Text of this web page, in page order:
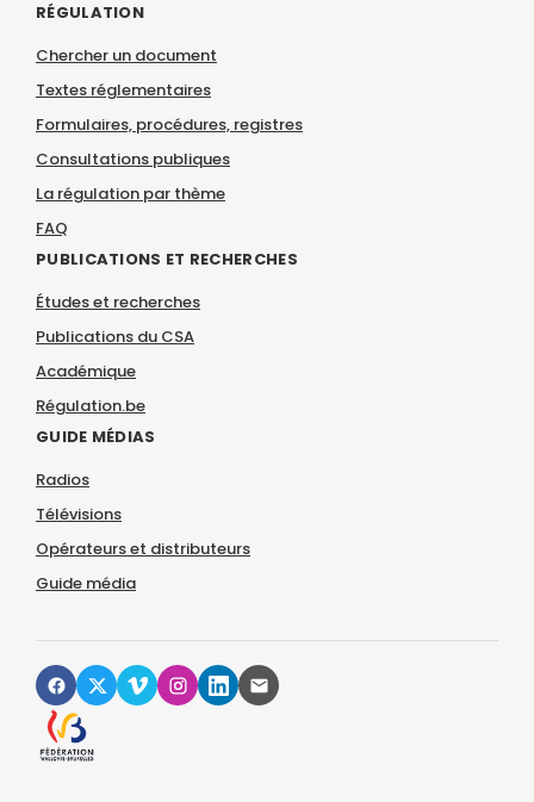
RÉGULATION
Chercher un document
Textes réglementaires
Formulaires, procédures, registres
Consultations publiques
La régulation par thème
FAQ
PUBLICATIONS ET RECHERCHES
Études et recherches
Publications du CSA
Académique
Régulation.be
GUIDE MÉDIAS
Radios
Télévisions
Opérateurs et distributeurs
Guide média